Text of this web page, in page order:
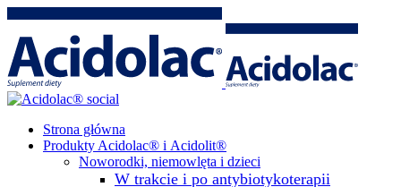
Strona główna
Produkty Acidolac® i Acidolit®
Noworodki, niemowlęta i dzieci
W trakcie i po antybiotykoterapii